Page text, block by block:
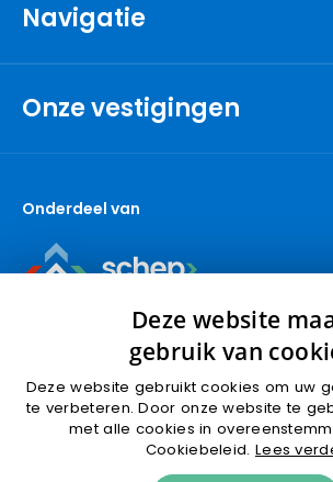
Navigatie
Home
Bedrijven
Nieuwbouw
Contact
Makelaar Pijnacker
Makelaar Nootdorp
Makelaar Delft
Onze vestigingen
Pijnacker
Berkel en Rodenrijs
Den Haag
Capelle aan den IJssel
Gouda (wonen)
Gouda (bedrijven)
Krimpen aan den IJssel
Rotterdam
Ridderkerk
Onderdeel van
Algemene voorwaarden
Deze website
gebruik van
Deze website gebruikt cookies om uw
te verbeteren. Door onze website te
met alle cookies in
Cookiebeleid. Lees